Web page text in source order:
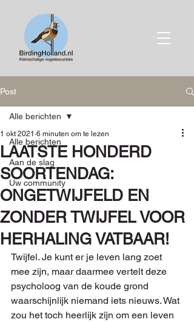
Post
Alle berichten
Aan de slag
Uw community
Alle berichten
LAATSTE HONDERD
SOORTENDAG:
ONGETWIJFELD EN
ZONDER TWIJFEL VOOR
HERHALING VATBAAR!
1 okt 2021 6 minuten om te lezen
Twijfel. Je kunt er je leven lang zoet
mee zijn, maar daarmee vertelt deze
psycholoog van de koude grond
waarschijnlijk niemand iets nieuws. Wat
zou het toch heerlijk zijn om een leven